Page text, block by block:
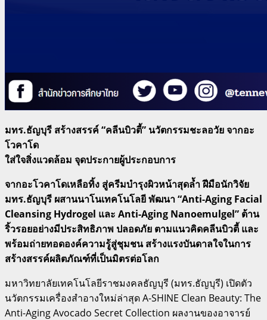
มทร.ธัญบุรี สร้างสรรค์ “คลีนบิวตี้” นวัตกรรมชะลอวัย จากอะ
โวคาโด
ใส่ใจสิ่งแวดล้อม จุดประกายผู้ประกอบการ
จากอะโวคาโดเหลือทิ้ง สู่ครีมบำรุงผิวหน้าสุดล้ำ ฝีมือนักวิจัย
มทร.ธัญบุรี ผสานนาโนเทคโนโลยี พัฒนา “Anti-Aging Facial
Cleansing Hydrogel และ Anti-Aging Nanoemulgel” ต้าน
ริ้วรอยอย่างมีประสิทธิภาพ ปลอดภัย ตามแนวคิดคลีนบิวตี้ และ
พร้อมถ่ายทอดองค์ความรู้สู่ชุมชน สร้างแรงบันดาลใจในการ
สร้างสรรค์ผลิตภัณฑ์ที่เป็นมิตรต่อโลก
มหาวิทยาลัยเทคโนโลยีราชมงคลธัญบุรี (มทร.ธัญบุรี) เปิดตัว
นวัตกรรมเครื่องสำอางใหม่ล่าสุด A-SHINE Clean Beauty: The
Anti-Aging Avocado Secret Collection ผลงานของอาจารย์